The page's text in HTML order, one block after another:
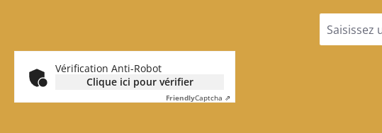
e-
Vérification Anti-Robot
Clique ici pour vérifier
FriendlyCaptcha ⇗